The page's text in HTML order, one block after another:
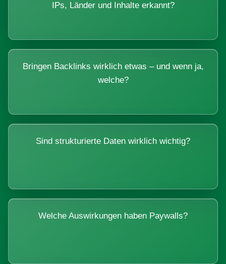
IPs, Länder und Inhalte erkannt?
Bringen Backlinks wirklich etwas – und wenn ja,
welche?
Sind strukturierte Daten wirklich wichtig?
Welche Auswirkungen haben Paywalls?